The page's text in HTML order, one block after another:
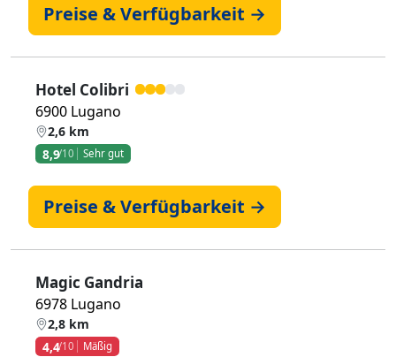
Preise & Verfügbarkeit →
Hotel Colibri
6900 Lugano
2,6 km
8,9/10 Sehr gut
Preise & Verfügbarkeit →
Magic Gandria
6978 Lugano
2,8 km
4,4/10 Mäßig